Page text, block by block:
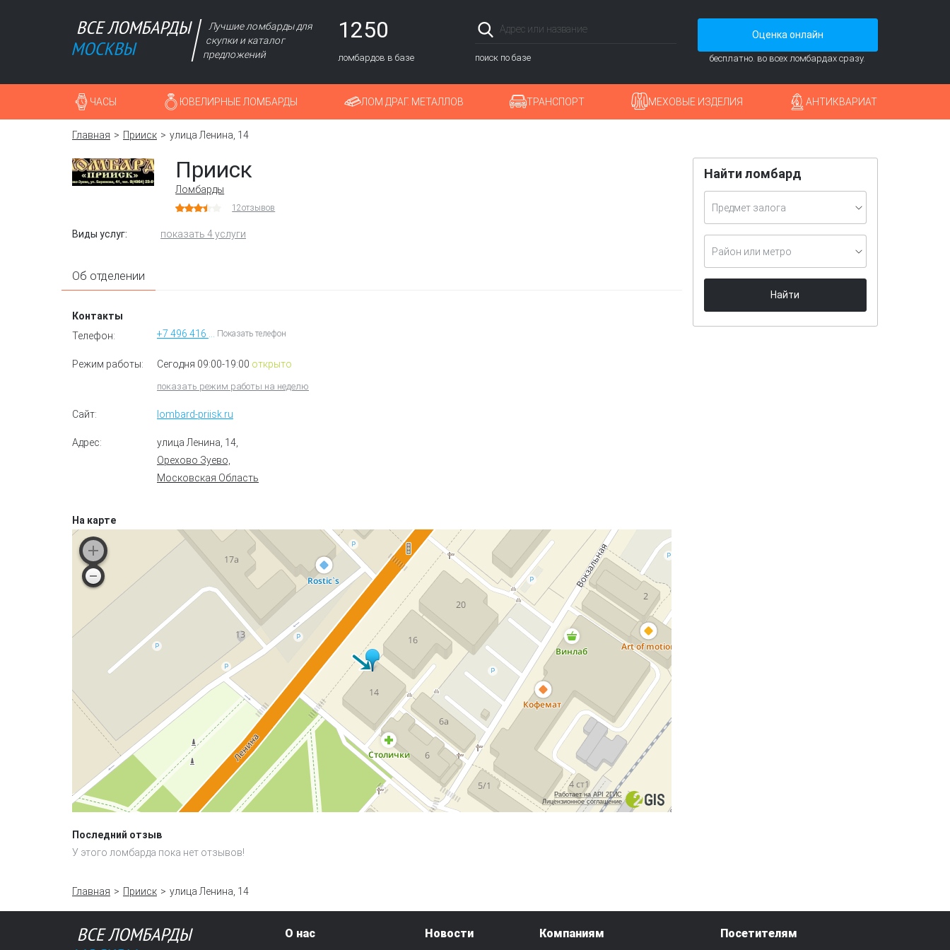
Лучшие ломбарды для
скупки и каталог
предложений
1250
ломбардов в базе поиск по базе
Оценка онлайн
бесплатно. во всех ломбардах сразу.
ЧАСЫ ЮВЕЛИРНЫЕ ЛОМБАРДЫ ЛОМ ДРАГ. МЕТАЛЛОВ ТРАНСПОРТ МЕХОВЫЕ ИЗДЕЛИЯ АНТИКВАРИАТ
Главная Прииск улица Ленина, 14
Прииск
Ломбарды
12отзывов
Виды услуг: показать 4 услуги
Об отделении
Контакты
Телефон:
Показать телефон
Режим работы: Сегодня 09:00-19:00 открыто
показать режим работы на неделю
Сайт: lombard-priisk.ru
Адрес: улица Ленина, 14
Орехово Зуево,
Московская Область
На карте
Работает на API 2ГИС
Лицензионное соглашение
Последний отзыв
У этого ломбарда пока нет отзывов!
Найти ломбард
Предмет залога
Район или метро
Найти
Главная Прииск улица Ленина, 14
О нас Новости Компаниям Посетителям